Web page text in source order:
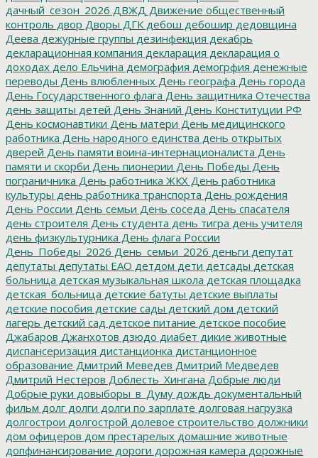
дачный_сезон_2026 ДВЖД Движение общественный
контроль двор Дворы ДГК дебош дебошир дедовщина
Деева дежурные группы дезинфекция декабрь
декларационная компания декларация декларация о
доходах дело Ельчина демография демогрфия денежные
переводы День влюбленных День географа День города
День Государственного флага День защитника Отечества
день защиты детей День Знаний День Конституции РФ
День космонавтики День матери День медицинского
работника День народного единства день открытых
дверей День памяти воина-интернационалиста День
памяти и скорби День пионерии День Победы День
пограничника День работника ЖКХ День работника
культуры день работника транспорта День рождения
День России День семьи День соседа День спасателя
день строителя День студента день тигра день учителя
день физкультурника День флага России
День_Победы_2026 День_семьи_2026 деньги депутат
депутаты депутаты ЕАО детдом дети детсады детская
больница детская музыкальная школа детская площадка
детская_больница детские батуты детские выплаты
детские пособия детские сады детский дом детский
лагерь детский сад детское питание детское пособие
Джабаров Джанхотов дзюдо диабет дикие животные
диспансеризация дистанционка дистанционное
образование Дмитрий Меведев Дмитрий Медведев
Дмитрий Нестеров Доблесть_Хингана Добрые люди
Добрые руки довыборы_в_Думу дождь документальный
фильм долг долги долги по зарплате долговая нагрузка
долгострои долгострой долевое строительство должники
дом офицеров дом престарелых домашние животные
допфинансирование дороги дорожная камера дорожные